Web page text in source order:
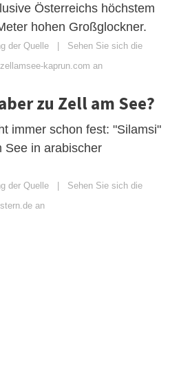
Österreichs höchstem
hohen Großglockner.
der Quelle | Sehen Sie sich die
kaprun.com an
zu Zell am See?
immer schon fest: "Silamsi"
See in arabischer
der Quelle | Sehen Sie sich die
an